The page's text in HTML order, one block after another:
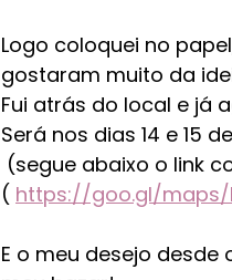
Logo coloquei no
gostaram muito da
Fui atrás do local e já
Será nos dias 14 e 15
(segue abaixo o link
( https://goo.gl/maps/
E o meu desejo